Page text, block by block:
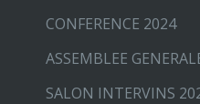
CONFERENCE 2024
ASSEMBLEE
SALON INTERVINS